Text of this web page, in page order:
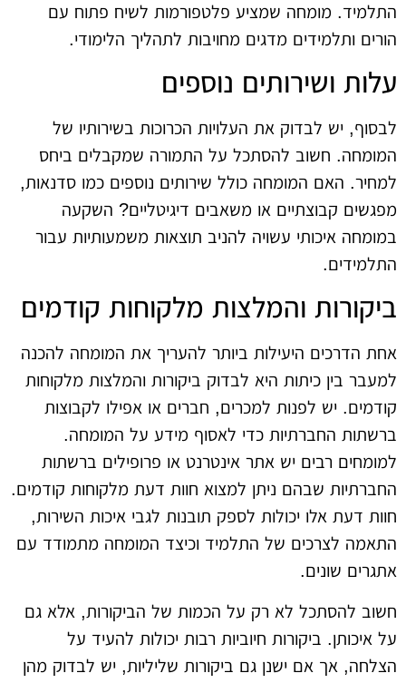
התלמיד. מומחה שמציע פלטפורמות לשיח פתוח עם
הורים ותלמידים מדגים מחויבות לתהליך הלימודי.
עלות ושירותים נוספים
לבסוף, יש לבדוק את העלויות הכרוכות בשירותיו של
המומחה. חשוב להסתכל על התמורה שמקבלים ביחס
למחיר. האם המומחה כולל שירותים נוספים כמו סדנאות,
מפגשים קבוצתיים או משאבים דיגיטליים? השקעה
במומחה איכותי עשויה להניב תוצאות משמעותיות עבור
התלמידים.
ביקורות והמלצות מלקוחות קודמים
אחת הדרכים היעילות ביותר להעריך את המומחה להכנה
למעבר בין כיתות היא לבדוק ביקורות והמלצות מלקוחות
קודמים. יש לפנות למכרים, חברים או אפילו לקבוצות
ברשתות החברתיות כדי לאסוף מידע על המומחה.
למומחים רבים יש אתר אינטרנט או פרופילים ברשתות
החברתיות שבהם ניתן למצוא חוות דעת מלקוחות קודמים.
חוות דעת אלו יכולות לספק תובנות לגבי איכות השירות,
התאמה לצרכים של התלמיד וכיצד המומחה מתמודד עם
אתגרים שונים.
חשוב להסתכל לא רק על הכמות של הביקורות, אלא גם
על איכותן. ביקורות חיוביות רבות יכולות להעיד על
הצלחה, אך אם ישנן גם ביקורות שליליות, יש לבדוק מהן